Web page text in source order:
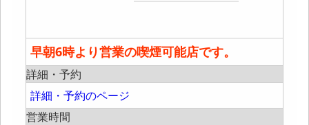
早朝6時より営業の喫煙可能店です。
詳細・予約
詳細・予約のページ
営業時間